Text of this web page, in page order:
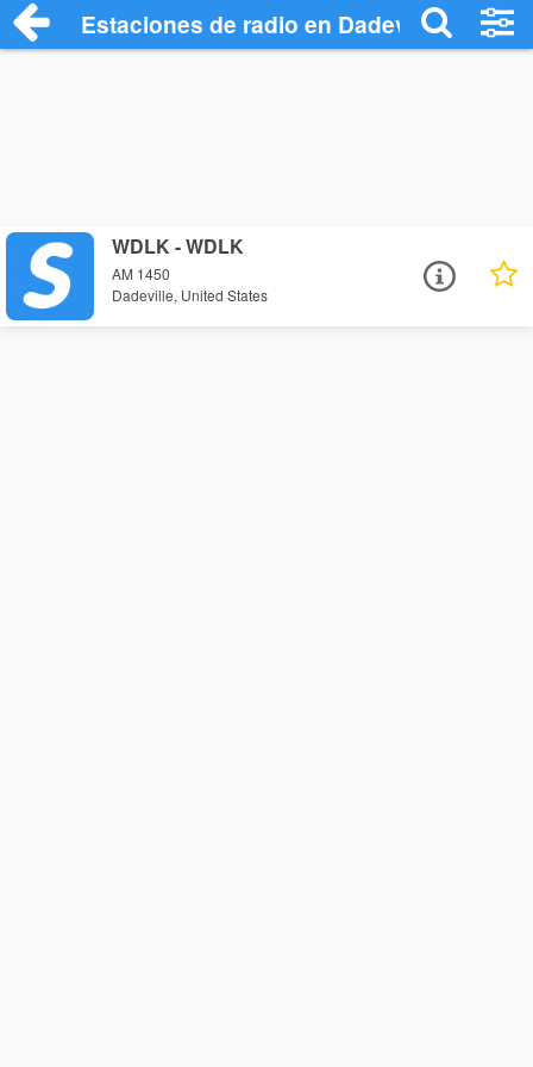
Estaciones de radio en Dadeville -
WDLK - WDLK
AM 1450
Dadeville, United States